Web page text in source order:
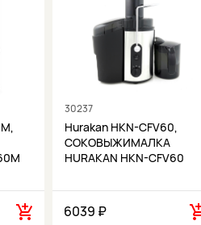
30237
Hurakan HKN-CFV60,
СОКОВЫЖИМАЛКА
HURAKAN HKN-CFV60
6039 ₽